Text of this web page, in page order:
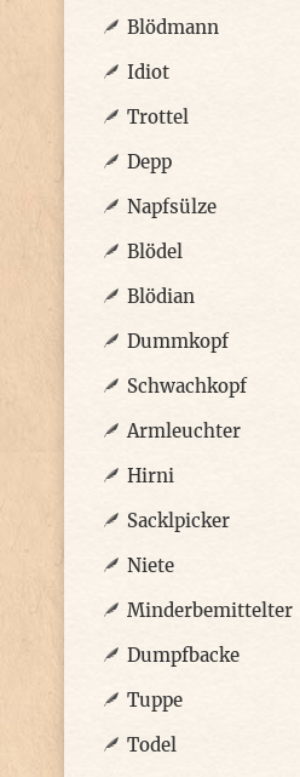
Blödmann
Idiot
Trottel
Depp
Napfsülze
Blödel
Blödian
Dummkopf
Schwachkopf
Armleuchter
Hirni
Sacklpicker
Niete
Minderbemittelter
Dumpfbacke
Tuppe
Todel